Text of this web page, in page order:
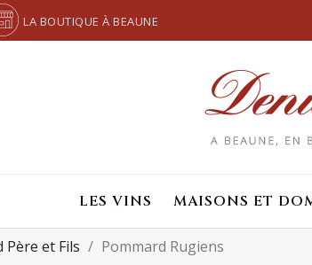
LA BOUTIQUE À BEAUNE
LES VINS MAISONS ET
Père et Fils Pommard Rugiens